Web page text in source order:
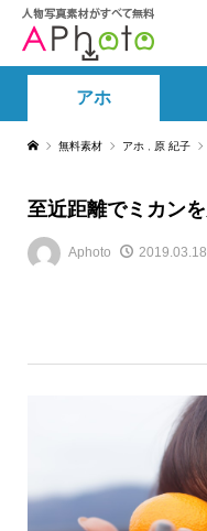
アホ
無料素材 アホ 原 紀子
至近距離でミカン
Aphoto 2019.03.18